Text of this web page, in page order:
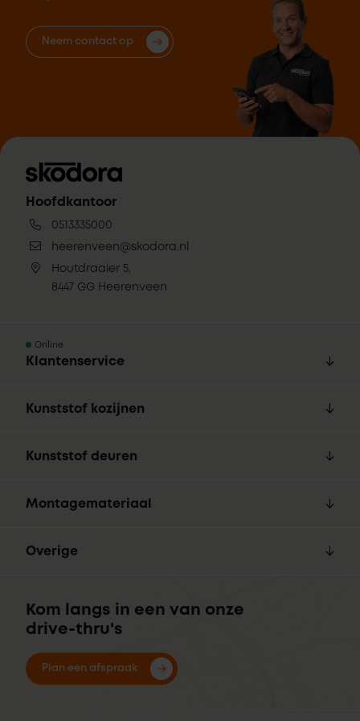
Neem contact op
Hoofdkantoor
0513335000
heerenveen@skodora.nl
Houtdraaier 5,
8447 GG Heerenveen
Online
Klantenservice
Kunststof kozijnen
Kunststof deuren
Montagemateriaal
Overige
Kom langs in een van onze
drive-thru's
Plan een afspraak